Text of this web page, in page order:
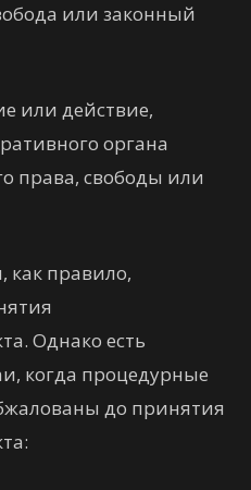
или законный
или действие,
органа
права, свободы или
правило,
Однако есть
когда процедурные
до принятия